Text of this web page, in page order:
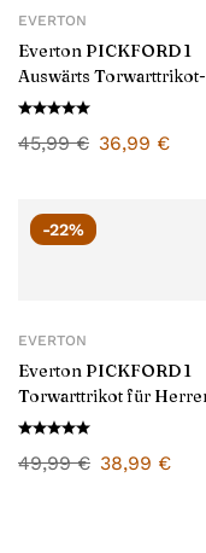
EVERTON
Everton PICKFORD 1
Auswärts
Kinder 2025/26
45,99€ 36,99 €
-22%
EVERTON
Everton PICKFORD 1
Torwarttrikot für
2024/25
49,99€ 38,99 €